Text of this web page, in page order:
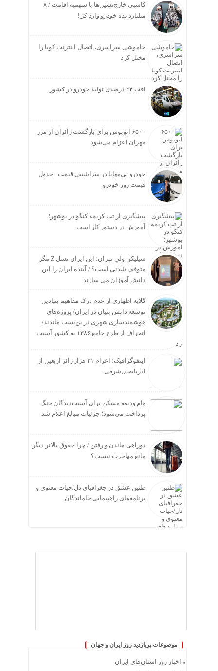
کاسبی خارج‌نشین‌ها با سهمیه اقامت / ۸
میلیارد بده خودرو وارد کن!
خاموشی سراسری، اتصال اینترنت کوبا را
مختل کرد
افت ۲۴ درصدی تولید خودرو در کشور
۶۵۰۰ اتوبوس برای بازگشت زائران از مرز
مهران اعزام می‌شود
خودرو بی‌مهابا در سراشیبی قیمت+ جدول
قیمت روز خودرو
پیشگیری از تب کریمه کنگو در بوشهر؛
آموزش در دستور کار است
سیلیکن ولیِ تهران؛ این ایران نسل Z مگر
متوقف شدنی است؟ / آینده ایران را این
دانش آموزان می سازند
گلایه اطهاری از عدم درک مفاهیم بنیادین
توسعه دانش بنیان در ایران/ پروژه‌های
هوشمندسازی شهری در بن‌بست ماندند/
انحراف از طرح جامع ۱۳۸۶ به کشور آسیب
زد
اینفوگرافیک؛ اعزام ۲۱ هزار زائر اربعین از
آذربایجان‌شرقی
وام ودیعه مسکن برای آسیب‌دیدگان جنگ
پرداخت می‌شود؛ جزئیات مبالغ اعلام شد
دوراهی ماندن و رفتن / چرا حقوق بالاتر دیگر
مانع مهاجرت نیست؟
طنین عشق در جغرافیای دل/حیات معنوی و
برنامه‌های راهپیمایی جاماندگان
موضوعات پربازدید روز ایران و جهان
اخبار روز استان‌های ایران